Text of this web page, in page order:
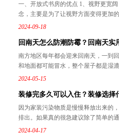
一、开放式书房的优点 1、视野更宽
念，主要是为了让视野方面变得更加
2024-09-18
回南天怎么防潮防霉？回南天实
南方地区每年都会迎来回南天，一到
和地面都可能冒水，整个屋子都是湿
2024-05-15
装修完多久可以入住？装修选择
因为家装污染物质是慢慢释放出来的
排出。如果真的很急建议除了简单的
2024-04-17